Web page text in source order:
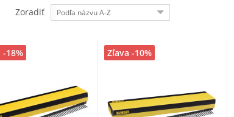
Zoradiť Podľa názvu A-Z
-18% Zľava -10%